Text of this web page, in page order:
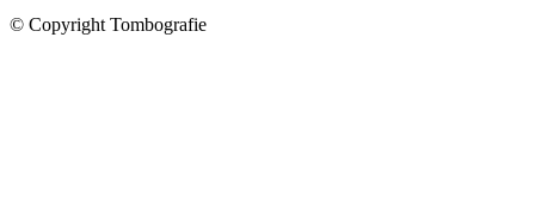
© Copyright Tombografie